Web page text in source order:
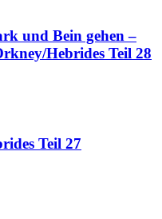
und Bein gehen –
Hebrides Teil 28
Teil 27